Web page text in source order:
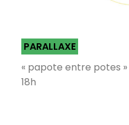
PARALLAXE
« papote entre potes
18h